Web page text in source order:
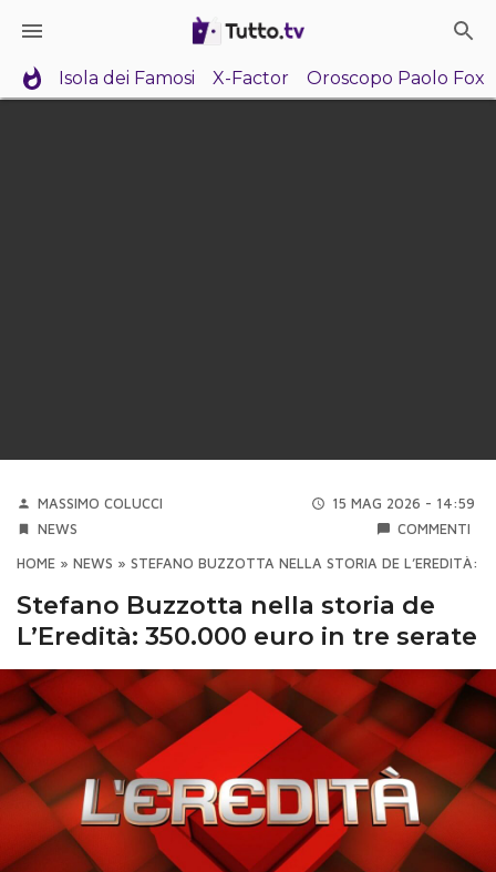
Isola dei Famosi X-Factor Oroscopo Paolo Fox
MASSIMO COLUCCI
15 MAG 2026 - 14:59
NEWS
COMMENTI
HOME » NEWS » STEFANO BUZZOTTA NELLA STORIA DE L’EREDITÀ:
Stefano Buzzotta nella storia de
L’Eredità: 350.000 euro in tre serate